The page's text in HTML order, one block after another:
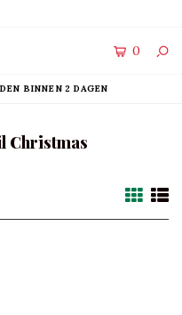
0
BINNEN 2 DAGEN
Christmas